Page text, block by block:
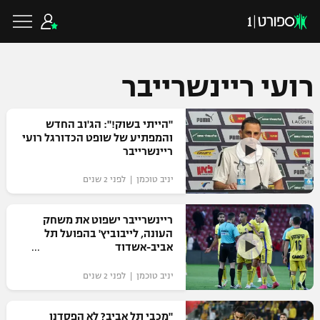
כדורגל ישראלי
ליגת העל
גביע הטוטו
ליגיונרים
גביע המדינה
כדורגל עולמי
ליגת האלופות
ליגה אירופית
ליגה אנגלית
כדורסל ישראלי
ליגת ווינר סל
ליגה לאומית
כדורסל עולמי
NBA
רועי ריינשרייבר
"הייתי בשוק!": הג'וב החדש
והמפתיע של שופט הכדורגל רועי
ריינשרייבר
יניב טוכמן | לפני 2 שנים
ריינשרייבר ישפוט את משחק
העונה, לייבוביץ' בהפועל תל
אביב-אשדוד
יניב טוכמן | לפני 2 שנים
"מכבי תל אביב? לא הפסדנו